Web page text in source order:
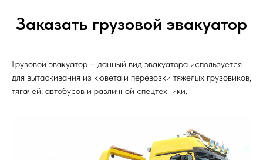
Заказать грузовой эвакуатор
Грузовой эвакуатор – данный вид эвакуатора используется
для вытаскивания из кювета и перевозки тяжелых грузовиков,
тягачей, автобусов и различной спецтехники.